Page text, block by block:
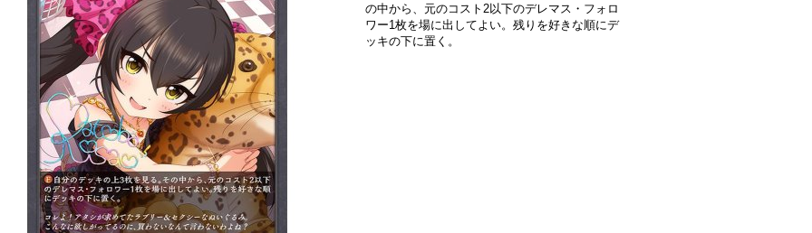
の中から、元のコスト2以下のデレマス・フォロ
ワー1枚を場に出してよい。残りを好きな順にデ
ッキの下に置く。